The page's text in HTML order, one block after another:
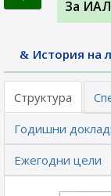
За ИАЛ
История на
Структура
Годишни
Ежегодни цели